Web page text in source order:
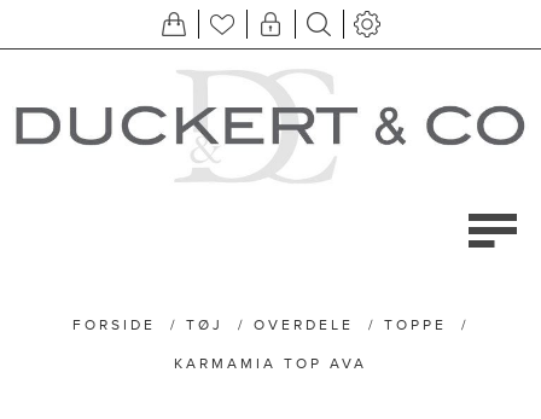
FORSIDE / TØJ / OVERDELE / TOPPE /
KARMAMIA TOP AVA